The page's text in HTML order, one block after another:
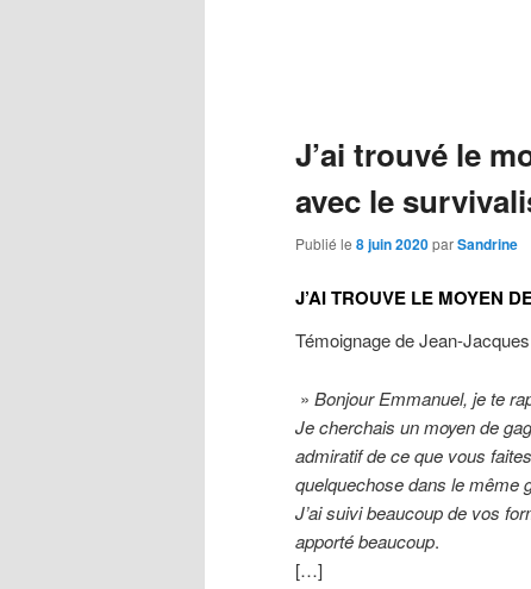
J’ai trouvé le
avec le
Publié le 8 juin 2020parSandrine
J’AI TROUVE LE MOYEN
Témoignage de Jean-
» Bonjour Emmanuel, je te
Je cherchais un moyen de
admiratif de ce que vous
quelquechose dans le même
J’ai suivi beaucoup de vos
apporté beaucoup.
[…]